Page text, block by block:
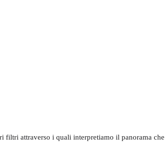
attraverso i quali interpretiamo il panorama